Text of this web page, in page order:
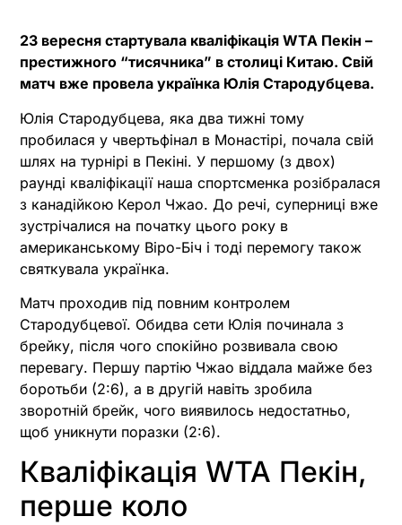
23 вересня стартувала кваліфікація WTA Пекін –
престижного “тисячника” в столиці Китаю. Свій
матч вже провела українка Юлія Стародубцева.
Юлія Стародубцева, яка два тижні тому
пробилася у чвертьфінал в Монастірі, почала свій
шлях на турнірі в Пекіні. У першому (з двох)
раунді кваліфікації наша спортсменка розібралася
з канадійкою Керол Чжао. До речі, суперниці вже
зустрічалися на початку цього року в
американському Віро-Біч і тоді перемогу також
святкувала українка.
Матч проходив під повним контролем
Стародубцевої. Обидва сети Юлія починала з
брейку, після чого спокійно розвивала свою
перевагу. Першу партію Чжао віддала майже без
боротьби (2:6), а в другій навіть зробила
зворотній брейк, чого виявилось недостатньо,
щоб уникнути поразки (2:6).
Кваліфікація WTA Пекін,
перше коло